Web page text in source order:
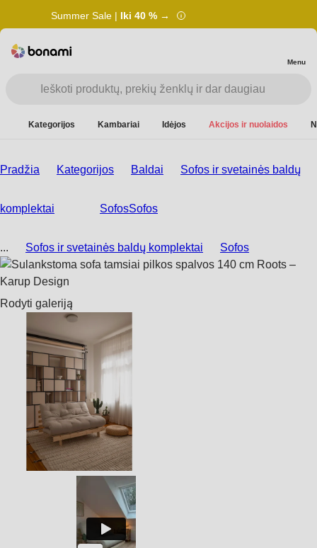
Summer Sale | Iki 40 % →
Menu
Kategorijos Kambariai Idėjos Akcijos ir nuolaidos
Pradžia Kategorijos Baldai Sofos ir svetainės baldų
komplektai SofosSofos
... Sofos ir svetainės baldų komplektai Sofos
Rodyti galeriją